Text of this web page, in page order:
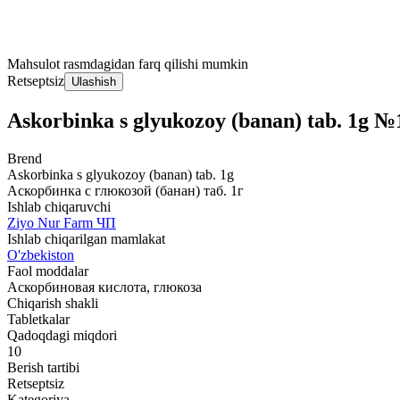
Mahsulot rasmdagidan farq qilishi mumkin
Retseptsiz Ulashish
Askorbinka s glyukozoy (banan) tab. 1g
Brend
Askorbinka s glyukozoy (banan) tab. 1g
Аскорбинка с глюкозой (банан) таб. 1г
Ishlab chiqaruvchi
Ziyo Nur Farm ЧП
Ishlab chiqarilgan mamlakat
O'zbekiston
Faol moddalar
Аскорбиновая кислота, глюкоза
Chiqarish shakli
Tabletkalar
Qadoqdagi miqdori
10
Berish tartibi
Retseptsiz